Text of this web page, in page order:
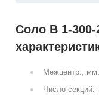
Соло В 1-300-
Межцентр., мм:
Число секций: